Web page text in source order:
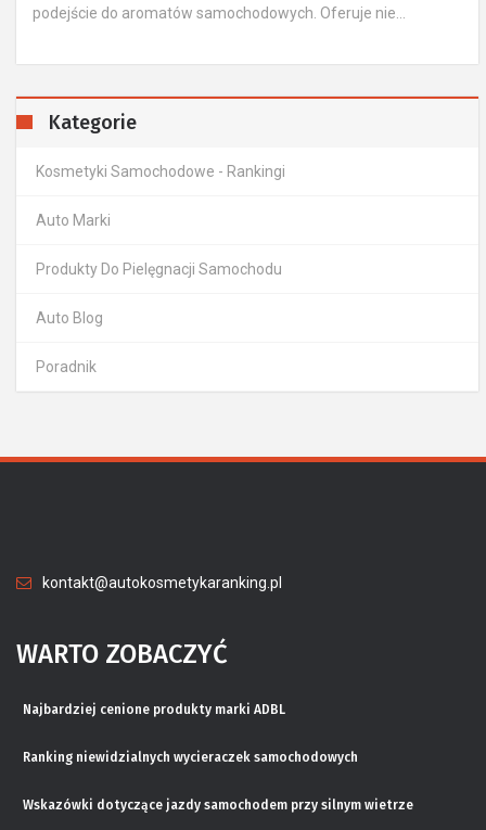
podejście do aromatów samochodowych. Oferuje nie...
Kategorie
Kosmetyki Samochodowe - Rankingi
Auto Marki
Produkty Do Pielęgnacji Samochodu
Auto Blog
Poradnik
kontakt@autokosmetykaranking.pl
WARTO ZOBACZYĆ
Najbardziej cenione produkty marki ADBL
Ranking niewidzialnych wycieraczek samochodowych
Wskazówki dotyczące jazdy samochodem przy silnym wietrze